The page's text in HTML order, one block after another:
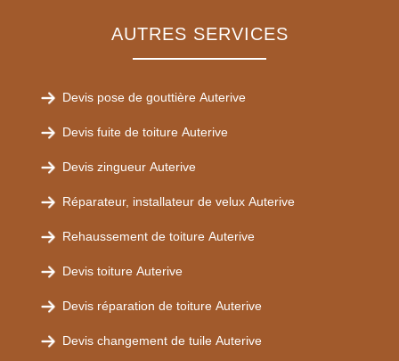
AUTRES SERVICES
Devis pose de gouttière Auterive
Devis fuite de toiture Auterive
Devis zingueur Auterive
Réparateur, installateur de velux Auterive
Rehaussement de toiture Auterive
Devis toiture Auterive
Devis réparation de toiture Auterive
Devis changement de tuile Auterive